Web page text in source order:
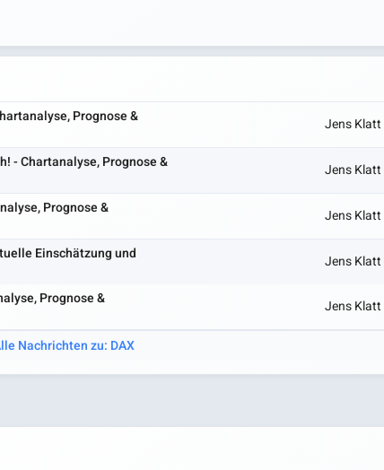
Prognose &
Jens Klatt
- Chartanalyse, Prognose &
Jens Klatt
Prognose &
Jens Klatt
Einschätzung und
Jens Klatt
Prognose &
Jens Klatt
Nachrichten zu: DAX